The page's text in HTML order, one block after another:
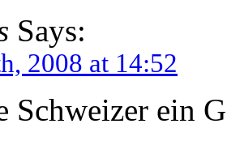
Says:
2008 at 14:52
Schweizer ein